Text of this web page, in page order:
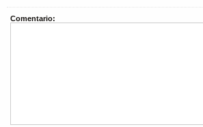
Comentario: